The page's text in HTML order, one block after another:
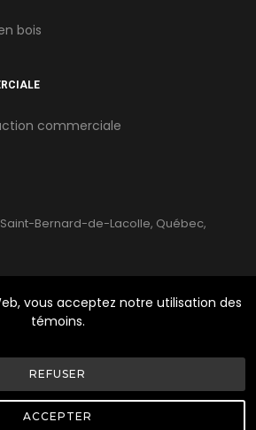
bois
commerciale
Saint-Bernard-de-Lacolle, Québec,
Canada | Tous Droits Réservés |
Web Delisoft
vous acceptez notre utilisation des
témoins.
REFUSER
ACCEPTER